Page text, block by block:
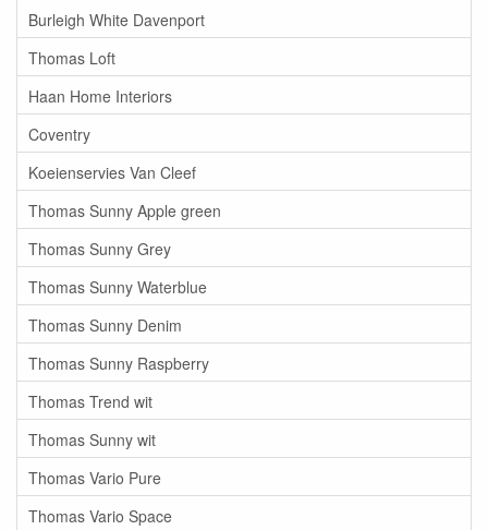
Burleigh White Davenport
Thomas Loft
Haan Home Interiors
Coventry
Koeienservies Van Cleef
Thomas Sunny Apple green
Thomas Sunny Grey
Thomas Sunny Waterblue
Thomas Sunny Denim
Thomas Sunny Raspberry
Thomas Trend wit
Thomas Sunny wit
Thomas Vario Pure
Thomas Vario Space